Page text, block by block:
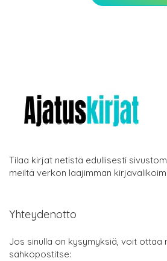
Tilaa kirjat netistä edullisesti
meiltä verkon laajimman
Yhteydenotto
Jos sinulla on kysymyksiä, voit ottaa
sähköpostitse: